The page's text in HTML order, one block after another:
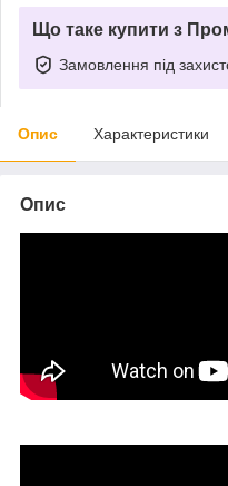
Що таке купити з
Замовлення під
Опис Характеристики
Опис